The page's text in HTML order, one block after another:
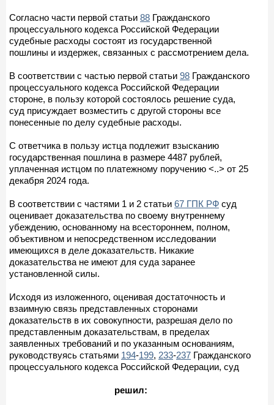
Согласно части первой статьи 88 Гражданского
процессуального кодекса Российской Федерации
судебные расходы состоят из государственной
пошлины и издержек, связанных с рассмотрением дела.
В соответствии с частью первой статьи 98 Гражданского
процессуального кодекса Российской Федерации
стороне, в пользу которой состоялось решение суда,
суд присуждает возместить с другой стороны все
понесенные по делу судебные расходы.
С ответчика в пользу истца подлежит взысканию
государственная пошлина в размере 4487 рублей,
уплаченная истцом по платежному поручению <..> от 25
декабря 2024 года.
В соответствии с частями 1 и 2 статьи 67 ГПК РФ суд
оценивает доказательства по своему внутреннему
убеждению, основанному на всестороннем, полном,
объективном и непосредственном исследовании
имеющихся в деле доказательств. Никакие
доказательства не имеют для суда заранее
установленной силы.
Исходя из изложенного, оценивая достаточность и
взаимную связь представленных сторонами
доказательств в их совокупности, разрешая дело по
представленным доказательствам, в пределах
заявленных требований и по указанным основаниям,
руководствуясь статьями 194-199, 233-237 Гражданского
процессуального кодекса Российской Федерации, суд
решил: